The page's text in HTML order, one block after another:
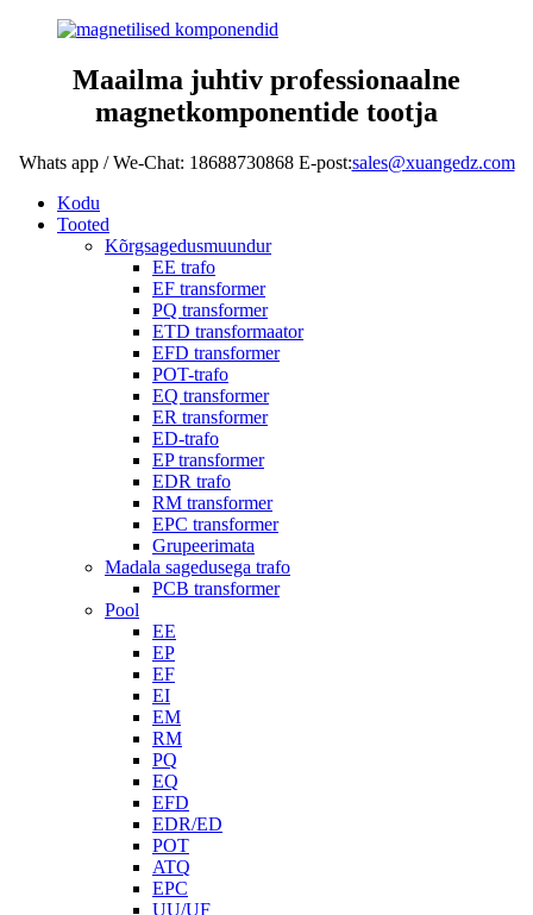
Maailma juhtiv professionaalne
magnetkomponentide tootja
Whats app / We-Chat: 18688730868 E-post:sales@xuangedz.com
Kodu
Tooted
Kõrgsagedusmuundur
EE trafo
EF transformer
PQ transformer
ETD transformaator
EFD transformer
POT-trafo
EQ transformer
ER transformer
ED-trafo
EP transformer
EDR trafo
RM transformer
EPC transformer
Grupeerimata
Madala sagedusega trafo
PCB transformer
Pool
EE
EP
EF
EI
EM
RM
PQ
EQ
EFD
EDR/ED
POT
ATQ
EPC
UU/UF